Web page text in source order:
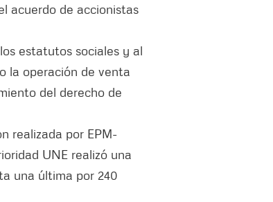
acuerdo de accionistas
estatutos sociales y al
la operación de venta
del derecho de
realizada por EPM-
UNE realizó una
una última por 240